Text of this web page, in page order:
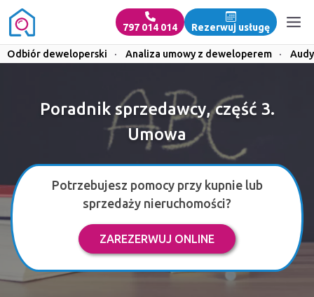
797 014 014 Rezerwuj usługę
Odbiór deweloperski · Analiza umowy z deweloperem ·
Poradnik sprzedawcy, część 3.
Umowa
Potrzebujesz pomocy przy kupnie lub
sprzedaży nieruchomości?
ZAREZERWUJ ONLINE